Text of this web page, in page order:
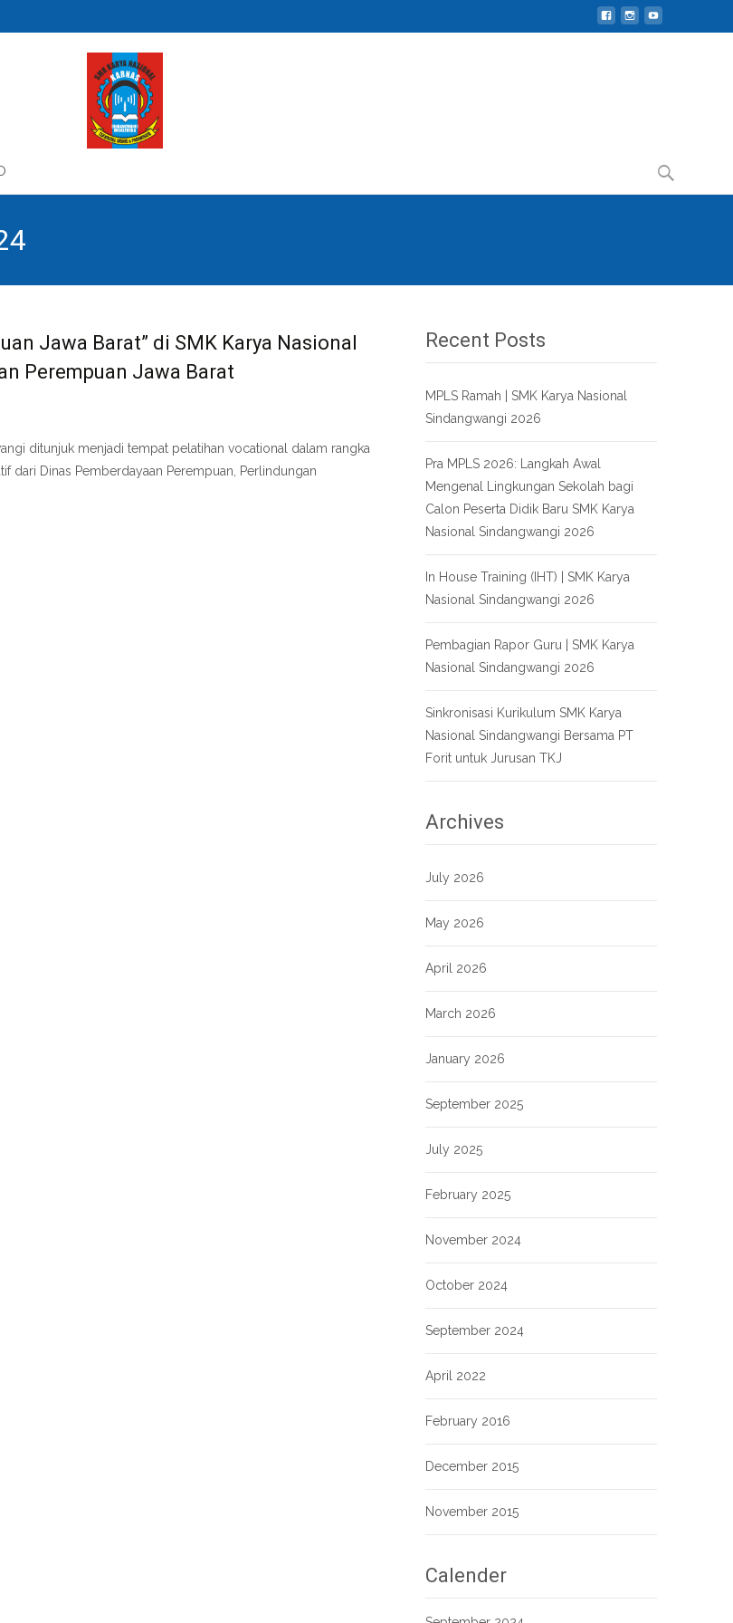
Search
Jawa Barat” di SMK Karya Nasional
Perempuan Jawa Barat
ditunjuk menjadi tempat pelatihan vocational dalam rangka
dari Dinas Pemberdayaan Perempuan, Perlindungan
Recent Posts
MPLS Ramah | SMK Karya Nasional
Sindangwangi 2026
Pra MPLS 2026: Langkah Awal
Mengenal Lingkungan Sekolah bagi
Calon Peserta Didik Baru SMK Karya
Nasional Sindangwangi 2026
In House Training (IHT) | SMK Karya
Nasional Sindangwangi 2026
Pembagian Rapor Guru | SMK Karya
Nasional Sindangwangi 2026
Sinkronisasi Kurikulum SMK Karya
Nasional Sindangwangi Bersama PT
Forit untuk Jurusan TKJ
Archives
July 2026
May 2026
April 2026
March 2026
January 2026
September 2025
July 2025
February 2025
November 2024
October 2024
September 2024
April 2022
February 2016
December 2015
November 2015
Calender